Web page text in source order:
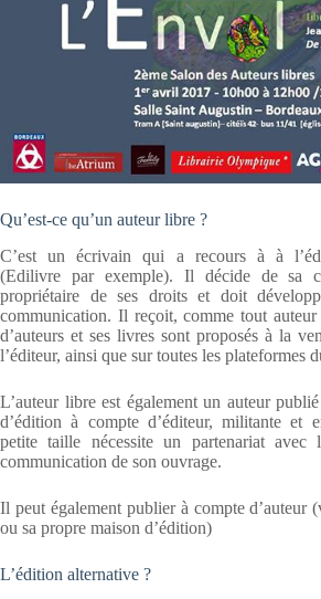
Qu’est-ce qu’un auteur libre ?
C’est un écrivain qui a recours à à
(Edilivre par exemple). Il décide de sa
propriétaire de ses droits et doit
communication. Il reçoit, comme tout auteur
d’auteurs et ses livres sont proposés à la
l’éditeur, ainsi que sur toutes les plateformes
L’auteur libre est également un auteur
d’édition à compte d’éditeur, militante et
petite taille nécessite un partenariat avec
communication de son ouvrage.
Il peut également publier à compte d’auteur
ou sa propre maison d’édition)
L’édition alternative ?